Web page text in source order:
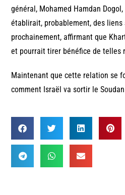
général, Mohamed Hamdan
établirait, probablement, des liens
prochainement, affirmant que
et pourrait tirer bénéfice de telles
Maintenant que cette relation se
comment Israël va sortir le